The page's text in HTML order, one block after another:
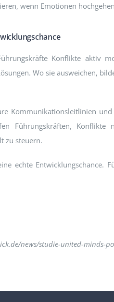
wenn Emotionen hochgehen
Konflikte aktiv
Wo sie ausweichen,
Kommunikationsleitlinien
Führungskräften,
zu steuern.
echte Entwicklungschance.
news/studie-united-minds-